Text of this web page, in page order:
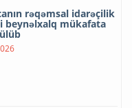
rəqəmsal idarəçilik
beynəlxalq mükafata